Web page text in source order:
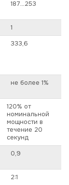
187…253
1
333,6
не более 1%
120% от
номинальной
мощности в
течение 20
секунд
0,9
2:1